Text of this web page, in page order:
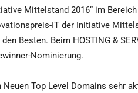
Mittelstand 2016“ im
IT der Initiative
Besten. Beim HOSTING &
Nominierung.
Top Level Domains sehr